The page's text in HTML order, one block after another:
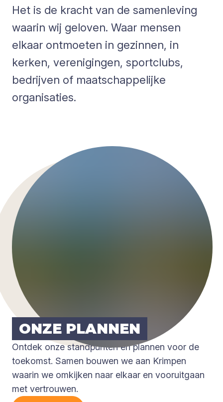
Het is de kracht van de samenleving
waarin wij geloven. Waar mensen
elkaar ontmoeten in gezinnen, in
kerken, verenigingen, sportclubs,
bedrijven of maatschappelijke
organisaties.
ONZE PLAN­NEN
Ontdek onze standpunten en plannen voor de
toekomst. Samen bouwen we aan Krimpen
waarin we omkijken naar elkaar en vooruitgaan
met vertrouwen.